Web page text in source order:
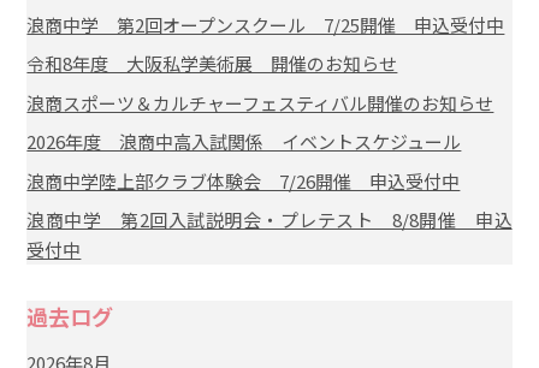
浪商中学 第2回オープンスクール 7/25開催 申込受付中
令和8年度 大阪私学美術展 開催のお知らせ
浪商スポーツ＆カルチャーフェスティバル開催のお知らせ
2026年度 浪商中高入試関係 イベントスケジュール
浪商中学陸上部クラブ体験会 7/26開催 申込受付中
浪商中学 第2回入試説明会・プレテスト 8/8開催 申込
受付中
過去ログ
2026年8月